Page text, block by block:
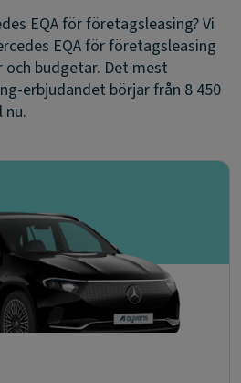
EQA för företagsleasing? Vi
EQA för företagsleasing
och budgetar. Det mest
erbjudandet börjar från 8 450
nu.